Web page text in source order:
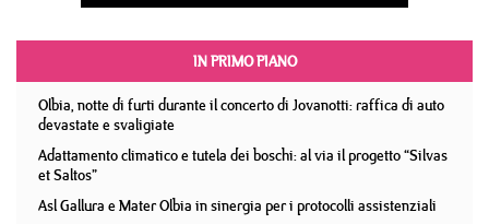
IN PRIMO PIANO
Olbia, notte di furti durante il concerto di Jovanotti: raffica di auto
devastate e svaligiate
Adattamento climatico e tutela dei boschi: al via il progetto “Silvas
et Saltos”
Asl Gallura e Mater Olbia in sinergia per i protocolli assistenziali